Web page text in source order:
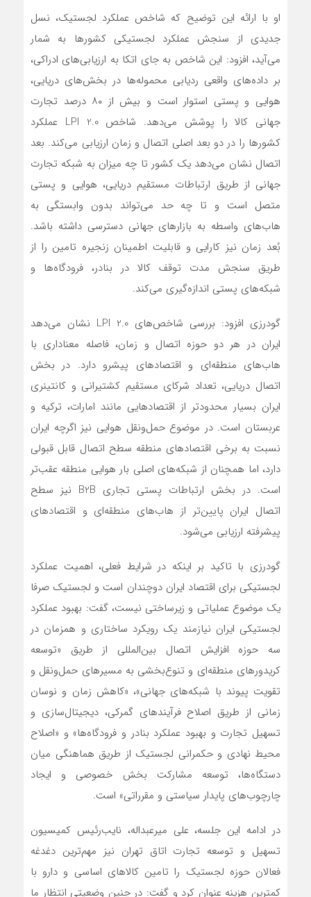
او با ارائه این توضیح که شاخص عملکرد لجستیک، نسل
جدیدی از سنجش عملکرد لجستیکی کشورها به شمار
می‌آید، افزود: این شاخص به جای اتکا به ارزیابی‌های ادراکی،
بر داده‌های واقعی ردیابی محموله‌ها در بخش‌های دریایی،
هوایی و پستی استوار است و بیش از ۸۰ درصد تجارت
جهانی کالا را پوشش می‌دهد. شاخص LPI 2.0 عملکرد
کشورها را در دو بعد اصلی اتصال و زمان ارزیابی می‌کند. بعد
اتصال نشان می‌دهد یک کشور تا چه میزان به شبکه تجارت
جهانی از طریق ارتباطات مستقیم دریایی، هوایی و پستی
متصل است و تا چه حد می‌تواند بدون وابستگی به
هاب‌های واسطه به بازارهای جهانی دسترسی داشته باشد.
بُعد زمان نیز کارایی و قابلیت اطمینان زنجیره تامین را از
طریق سنجش مدت توقف کالا در بنادر، فرودگاه‌ها و
شبکه‌های پستی اندازه‌گیری می‌کند.
گودرزی افزود: بررسی شاخص‌های LPI 2.0 نشان می‌دهد
ایران در هر دو حوزه اتصال و زمان، فاصله معناداری با
هاب‌های منطقه‌ای و اقتصادهای پیشرو دارد. در بخش
اتصال دریایی، تعداد شرکای مستقیم کشتیرانی و کانتینری
ایران بسیار محدودتر از اقتصادهایی مانند امارات، ترکیه و
عربستان است. در موضوع حمل‌ونقل هوایی نیز اگرچه ایران
نسبت به برخی اقتصادهای منطقه سطح اتصال قابل قبولی
دارد، اما همچنان از شبکه‌های اصلی بار هوایی منطقه عقب‌تر
است. در بخش ارتباطات پستی تجاری B2B نیز سطح
اتصال ایران پایین‌تر از هاب‌های منطقه‌ای و اقتصادهای
پیشرفته ارزیابی می‌شود.
گودرزی با تاکید بر اینکه در شرایط فعلی، اهمیت عملکرد
لجستیکی برای اقتصاد ایران دوچندان است و لجستیک صرفا
یک موضوع عملیاتی و زیرساختی نیست، گفت: بهبود عملکرد
لجستیکی ایران نیازمند یک رویکرد ساختاری و همزمان در
سه حوزه افزایش اتصال بین‌المللی از طریق «توسعه
کریدورهای منطقه‌ای و تنوع‌بخشی به مسیرهای حمل‌ونقل و
تقویت پیوند با شبکه‌های جهانی»، «کاهش زمان و نوسان
زمانی از طریق اصلاح فرآیندهای گمرکی، دیجیتال‌سازی و
تسهیل تجارت و بهبود عملکرد بنادر و فرودگاه‌ها» و «اصلاح
محیط نهادی و حکمرانی لجستیک از طریق هماهنگی میان
دستگاه‌ها، توسعه مشارکت بخش خصوصی و ایجاد
چارچوب‌های پایدار سیاستی و مقرراتی» است.
در ادامه این جلسه، علی میرعبداله، نایب‌رئیس کمیسیون
تسهیل و توسعه تجارت اتاق تهران نیز مهم‌ترین دغدغه
فعالان حوزه لجستیک را تامین کالاهای اساسی و دارو با
کمترین هزینه عنوان کرد و گفت: در چنین وضعیتی انتظار ما